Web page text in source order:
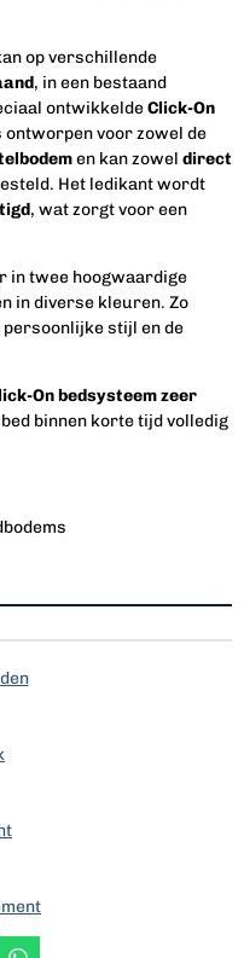
op verschillende
, in een bestaand
ontwikkeldeClick-On
ontworpen voor zowel de
en kan zowel direct
Het ledikant wordt
, wat zorgt voor een
in twee hoogwaardige
in diverse kleuren. Zo
persoonlijke stijl en de
On bedsysteem zeer
binnen korte tijd volledig